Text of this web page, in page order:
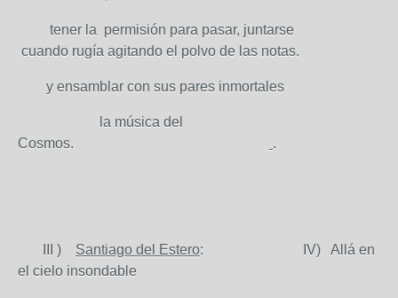
tener la permisión para pasar, juntarse
cuando rugía agitando el polvo de las notas.
y ensamblar con sus pares inmortales
la música del
Cosmos.
.
III ) Santiago del Estero: IV) Allá en
el cielo insondable